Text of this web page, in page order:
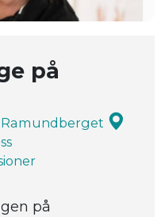
på
Ramundberget
på